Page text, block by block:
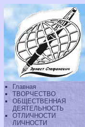
Главная
ТВОРЧЕСТВО
ОБЩЕСТВЕННАЯ
ДЕЯТЕЛЬНОСТЬ
ОТЛИЧНОСТИ
ЛИЧНОСТИ